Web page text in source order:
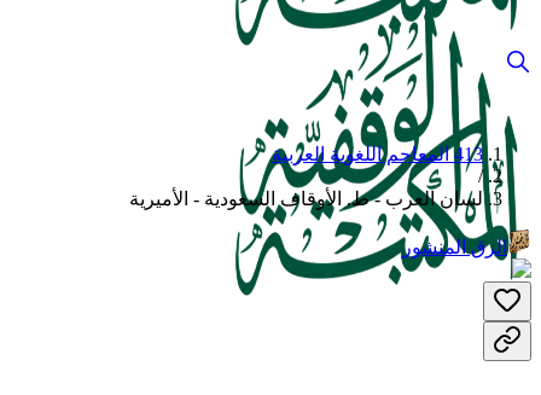
413 المعاجم اللغوية العربية
/
لسان العرب - ط. الأوقاف السعودية - الأميرية
الرق المنشور